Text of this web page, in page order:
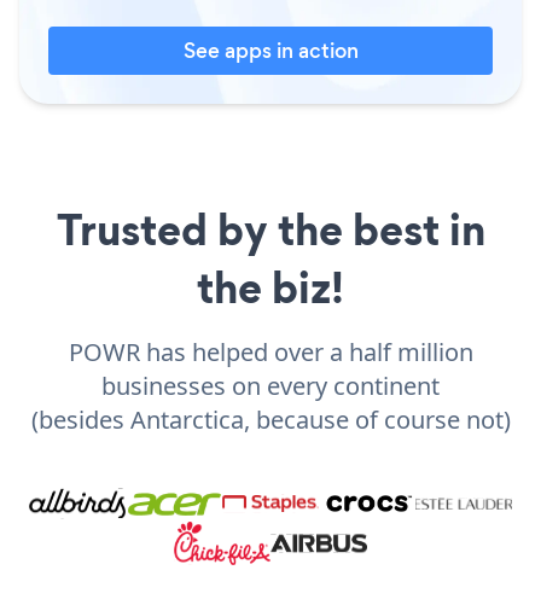
See apps in action
Trusted by the best in
the biz!
POWR has helped over a half million
businesses on every continent
(besides Antarctica, because of course not)